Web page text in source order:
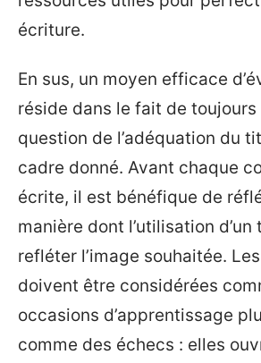
écriture.
En sus, un moyen efficace
réside dans le fait de toujours
question de l’adéquation du
cadre donné. Avant chaque
écrite, il est bénéfique de
manière dont l’utilisation
refléter l’image souhaitée.
doivent être considérées
occasions d’apprentissage
comme des échecs : elles